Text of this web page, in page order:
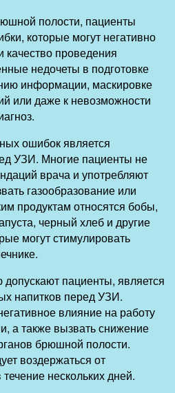
полости, пациенты
которые могут негативно
качество проведения
недочеты в подготовке
информации, маскировке
или даже к невозможности
ошибок является
УЗИ. Многие пациенты не
врача и употребляют
газообразование или
продуктам относятся бобы,
черный хлеб и другие
могут стимулировать
пациенты, является
напитков перед УЗИ.
влияние на работу
а также вызвать снижение
брюшной полости.
воздержаться от
нескольких дней.